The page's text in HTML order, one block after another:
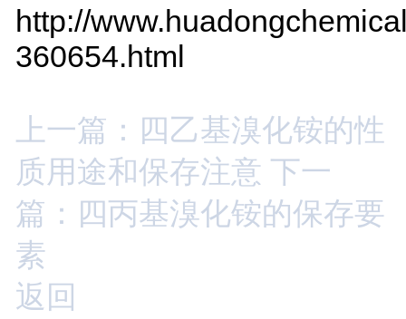
http://
360654.html
上一篇：四乙基溴化铵的性
质用途和保存注意 下一
篇：四丙基溴化铵的保存要
素
返回